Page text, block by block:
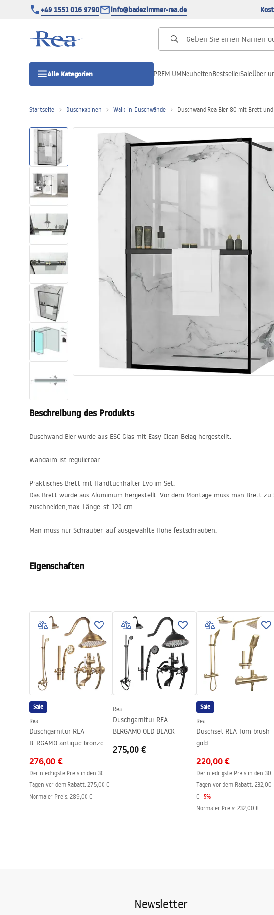
+49 1551 016 9790 info@badezimmer-rea.de
Alle Kategorien
Duschtüren
Duschwannen
Duschrinnen
Toiletten
Waschbecken
Wannen und
Badewannenaufsätze
Badarmaturen
Duschen
Kitchen
Badezimmerzubehör und Möbel
PREMIUMNeuheitenBestsellerSaleÜber
Startseite Duschkabinen Walk-in-Duschwände Duschwand Rea Bler 80 mit Brett
Beschreibung des Produkts
Duschwand Bler wurde aus ESG Glas mit Easy Clean Belag hergestellt.
Wandarm ist regulierbar.
Praktisches Brett mit Handtuchhalter Evo im Set.
Das Brett wurde aus Aluminium hergestellt. Vor dem Montage muss man Brett zu
zuschneiden,max. Länge ist 120 cm.
Man muss nur Schrauben auf ausgewählte Höhe festschrauben.
Eigenschaften
Duschkabine Typ
Walk-In
Glasfarbe
Transparent 8mm
Seria
Bler
Kabinenrichtung
universell
Garantie
24 monate
Sale
Rea
Duschgarnitur REA
BERGAMO antique bronze
276,00 €
Der niedrigste Preis in den 30
Tagen vor dem Rabatt: 275,00 €
Normaler Preis: 289,00 €
Rea
Duschgarnitur REA
BERGAMO OLD BLACK
275,00 €
Sale
Rea
Duschset REA Tom brush
gold
220,00 €
Der niedrigste Preis in den 30
Tagen vor dem Rabatt: 232,00
€ -5%
Normaler Preis: 232,00 €
Newsletter